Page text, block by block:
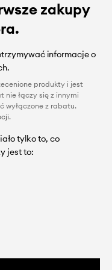
zakupy
informacje o
produkty i jest
nie łączy się z innymi
wyłączone z rabatu.
.
tylko to, co
jest to: